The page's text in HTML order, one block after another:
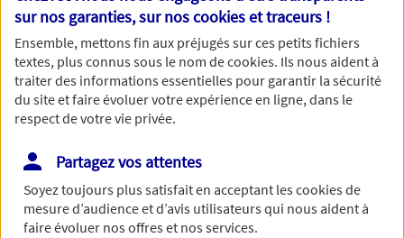
Votre message :
Vous disposez de droits sur les informations vous concernant. Pour
plus d’informations,cliquez ici.
sur nos garanties, sur noscookies et traceurs !
Ensemble, mettons fin aux préjugés sur ces petits fichiers
textes, plus connus sous le nom decookies. Ils nous aident à
traiter des informations essentielles pour garantir la sécurité
du site et faire évoluer votre expérience en ligne, dans le
respect de votre vie privée.
Partagez vos attentes
Soyez toujours plus satisfait en acceptant lescookiesde
mesure d’audience et d’avis utilisateurs qui nous aident à
faire évoluer nos offres et nos services.